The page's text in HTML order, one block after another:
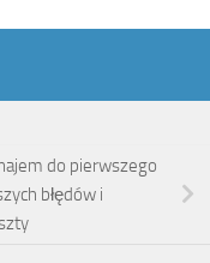
do pierwszego
błędów i